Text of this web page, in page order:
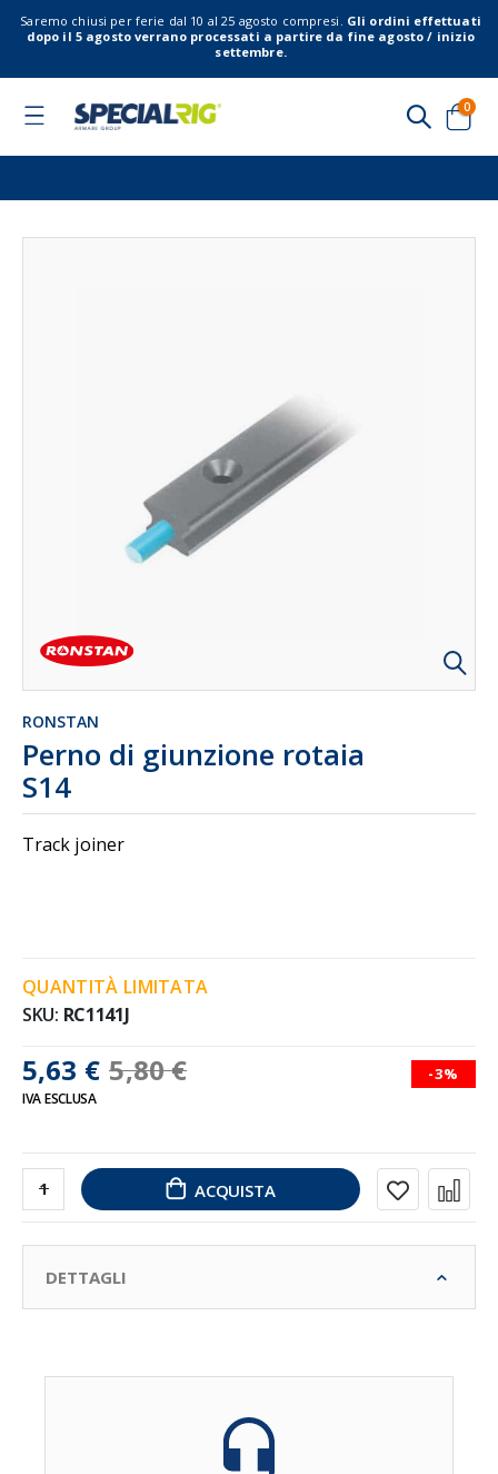
Saremo chiusi per ferie dal 10 al 25 agosto compresi. Gli ordini effettuati
dopo il 5 agosto verrano processati a partire da fine agosto / inizio
settembre.
Toggle
Cart
0
RONSTAN
Perno di giunzione rotaia
S14
Track joiner
5,63 € 5,80 € -3%
IVA ESCLUSA
QUANTITÀ LIMITATA
SKU RC1141J
ACQUISTA
DETTAGLI